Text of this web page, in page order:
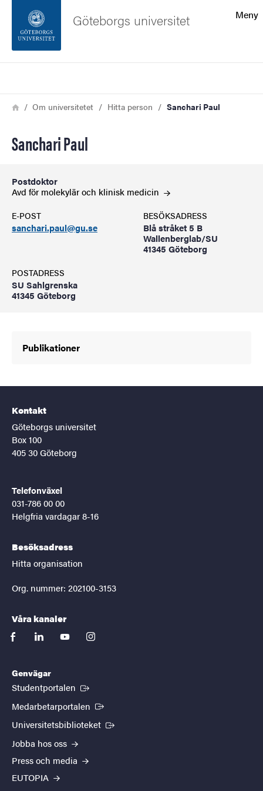
Sidfoten
Meny
Göteborgs universitet
Länkstig
HemOm universitetet Hitta person Sanchari Paul
Sanchari Paul
Postdoktor
Avd för molekylär och klinisk medicin
E-POST
sanchari.paul@gu.se
BESÖKSADRESS
Blå stråket 5 B
Wallenberglab/SU
41345 Göteborg
POSTADRESS
SU Sahlgrenska
41345 Göteborg
Publikationer
Kontakt
Göteborgs universitet
Box 100
405 30 Göteborg
Telefonväxel
031-786 00 00
Helgfria vardagar 8-16
Besöksadress
Hitta organisation
Org. nummer: 202100-3153
Våra kanaler
facebooklinkedinyoutubeinstagram
Genvägar
Studentportalen (Extern länk)
Medarbetarportalen (Extern länk)
Universitetsbiblioteket (Extern länk)
Jobba hos oss
Press och media
EUTOPIA